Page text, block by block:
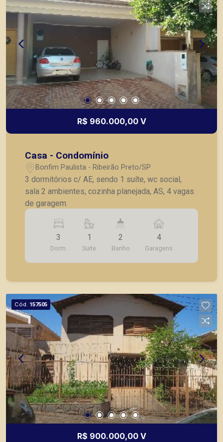
R$ 960.000,00 V
Casa - Condomínio
Bonfim Paulista - Ribeirão Preto/SP
3 dormitórios c/ AE, sendo 1 suíte, wc social,
sala 2 ambientes, cozinha planejada, AS, 4 vagas
de garagem.
3
Dorm.
1
Suite
2
Banho
4
Garagens
Cód. 157505
R$ 900.000,00 V